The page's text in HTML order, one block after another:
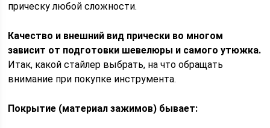
прическу любой сложности.
Качество и внешний вид прически во многом
зависит от подготовки шевелюры и самого утюжка.
Итак, какой стайлер выбрать, на что обращать
внимание при покупке инструмента.
Покрытие (материал зажимов) бывает: